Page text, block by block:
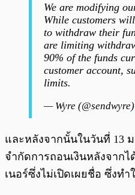
We are modifying
While customers
to withdraw their
are limiting
90% of the funds
customer account,
limits.
— Wyre (@sendwyre)
และหลังจากนั้นในวันที่ 13
จำกัดการถอนเงินหลังจาก
เนอร์ซึ่งไม่เปิดเผยชื่อ ซึ่งท